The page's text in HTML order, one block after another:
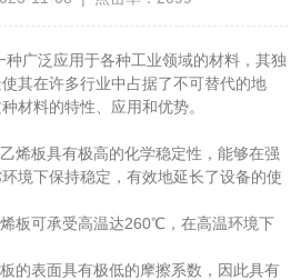
广泛应用于各种工业领域的材料，其独
其在许多行业中占据了不可替代的地
材料的特性、应用和优势。
板具有极高的化学稳定性，能够在强
境下保持稳定，有效地延长了设备的使
可承受高温达260℃，在高温环境下
表面具有极低的摩擦系数，因此具有